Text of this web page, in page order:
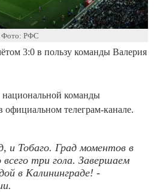
Фото: РФС
3:0 в пользу команды Валерия
национальной команды
официальном телеграм-канале.
и Тобаго. Град моментов в
три гола. Завершаем
в Калининграде! -